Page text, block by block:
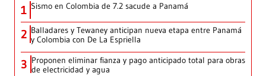
1 Sismo en Colombia de 7.2 sacude a Panamá
2 Balladares y Tewaney anticipan nueva etapa entre Panamá
y Colombia con De La Espriella
3 Proponen eliminar fianza y pago anticipado total para obras
de electricidad y agua